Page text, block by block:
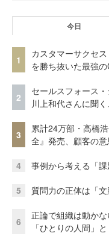
今日
1
カスタマーサクセ
を勝ち抜いた最強
2
セールスフォース
川上和代さんに聞
3
累計24万部・高橋
全』発売、顧客の
4 事例から考える「
5 質問力の正体は「
6
正論で組織は動か
「ひとりの人間」